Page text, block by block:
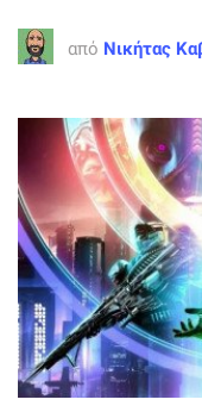
από Νικήτας